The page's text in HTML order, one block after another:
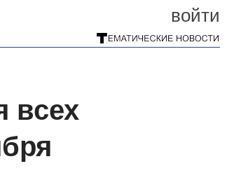
войти
всех